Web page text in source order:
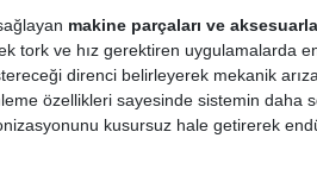
makine parçaları ve
tork ve hız gerektiren uygulamalarda
direnci belirleyerek mekanik
özellikleri sayesinde sistemin daha
kusursuz hale getirerek